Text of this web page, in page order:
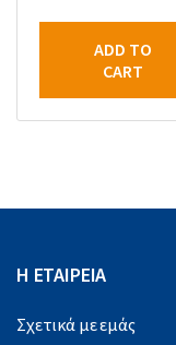
ADD TO
CART
Η ΕΤΑΙΡΕΙΑ
Σχετικά με εμάς